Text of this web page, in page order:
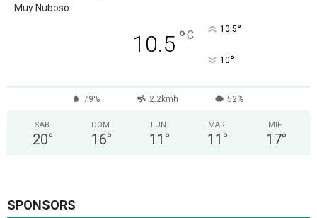
Muy Nuboso
10.5 °C 10.5°
10°
79% 2.2kmh 52%
SAB
20°
DOM
16°
LUN
11 °
MAR
11 °
MIE
17°
SPONSORS